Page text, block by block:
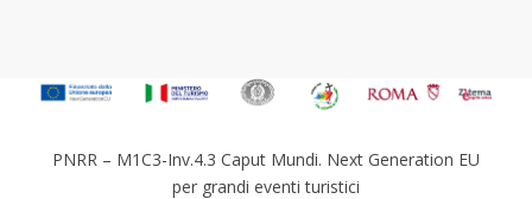
PNRR – M1C3-Inv.4.3 Caput Mundi. Next Generation EU
per grandi eventi turistici